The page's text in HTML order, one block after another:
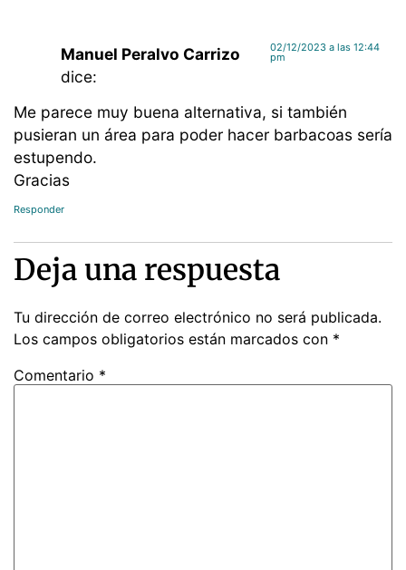
Manuel Peralvo Carrizo
dice:
02/12/2023 a las 12:44
pm
Me parece muy buena alternativa, si también
pusieran un área para poder hacer barbacoas sería
estupendo.
Gracias
Responder
Deja una respuesta
Tu dirección de correo electrónico no será publicada.
Los campos obligatorios están marcados con *
Comentario *